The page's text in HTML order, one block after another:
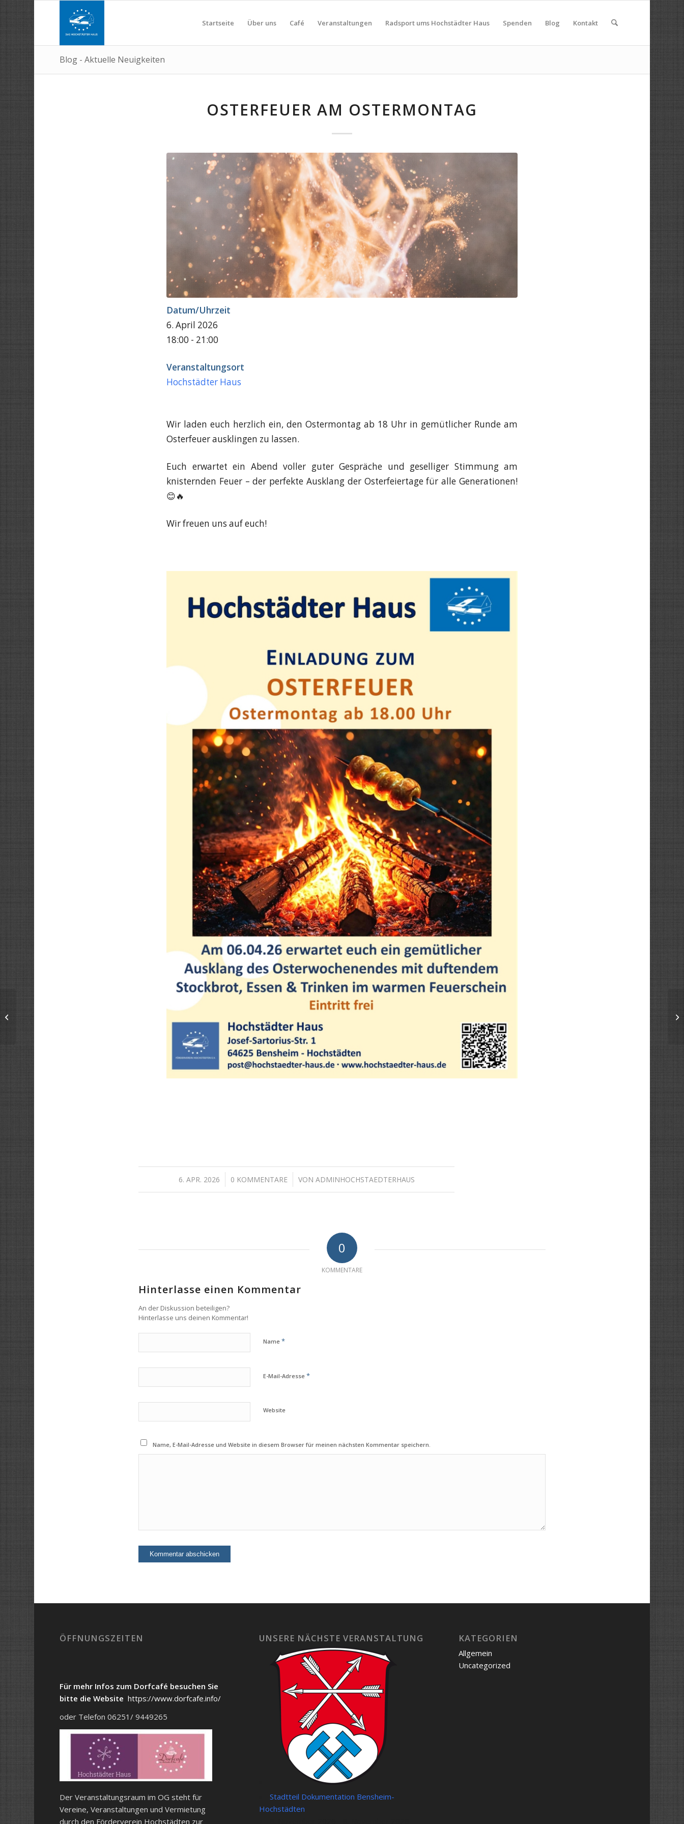
Startseite Über uns Café Veranstaltungen Radsport ums Hochstädter Haus Spenden Blog Kontakt
Blog - Aktuelle Neuigkeiten
OSTERFEUER AM OSTERMONTAG
Datum/Uhrzeit
6. April 2026
18:00 - 21:00
Veranstaltungsort
Hochstädter Haus
Wir laden euch herzlich ein, den Ostermontag ab 18 Uhr in gemütlicher Runde am
Osterfeuer ausklingen zu lassen.
Euch erwartet ein Abend voller guter Gespräche und geselliger Stimmung am
knisternden Feuer – der perfekte Ausklang der Osterfeiertage für alle Generationen!
😊🔥
Wir freuen uns auf euch!
6. APR. 2026
/ 0 KOMMENTARE
/ VON ADMINHOCHSTAEDTERHAUS
0
KOMMENTARE
Hinterlasse einen Kommentar
An der Diskussion beteiligen?
Hinterlasse uns deinen Kommentar!
Name *
E-Mail-Adresse *
Website
Name, E-Mail-Adresse und Website in diesem Browser für meinen nächsten Kommentar speichern.
ÖFFNUNGSZEITEN
Für mehr Infos zum Dorfcafé besuchen Sie
bitte die Website https://www.dorfcafe.info/
oder Telefon 06251/ 9449265
Der Veranstaltungsraum im OG steht für
Vereine, Veranstaltungen und Vermietung
durch den Förderverein Hochstädten zur
UNSERE NÄCHSTE VERANSTALTUNG
Stadtteil Dokumentation Bensheim-
Hochstädten
KATEGORIEN
Allgemein
Uncategorized